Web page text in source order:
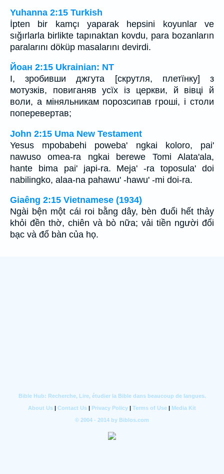
Yuhanna 2:15 Turkish
İpten bir kamçı yaparak hepsini koyunlar ve
sığırlarla birlikte tapınaktan kovdu, para bozanların
paralarını döküp masalarını devirdi.
Йоан 2:15 Ukrainian: NT
І, зробивши джгута [скрутля, плетїнку] з
мотузків, повиганяв усїх із церкви, й вівці й
воли, а міняльникам порозсипав гроші, і столи
поперевертав;
John 2:15 Uma New Testament
Yesus mpobabehi poweba' ngkai koloro, pai'
nawuso omea-ra ngkai berewe Tomi Alata'ala,
hante bima pai' japi-ra. Meja' -ra toposula' doi
nabilingko, alaa-na pahawu' -hawu' -mi doi-ra.
Giaêng 2:15 Vietnamese (1934)
Ngài bện một cái roi bằng dây, bèn đuổi hết thảy
khỏi đền thờ, chiên và bò nữa; vải tiền người đổi
bạc và đổ bàn của họ.